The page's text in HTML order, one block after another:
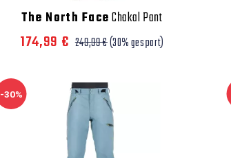
The North FaceChakal Pant
174,99 € 249,99 €(30% gespart)
-30%